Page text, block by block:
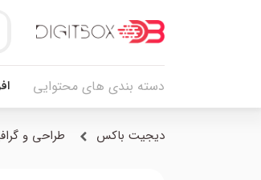
دسته بندی های محتوایی
دیجیت باکس طراحی و